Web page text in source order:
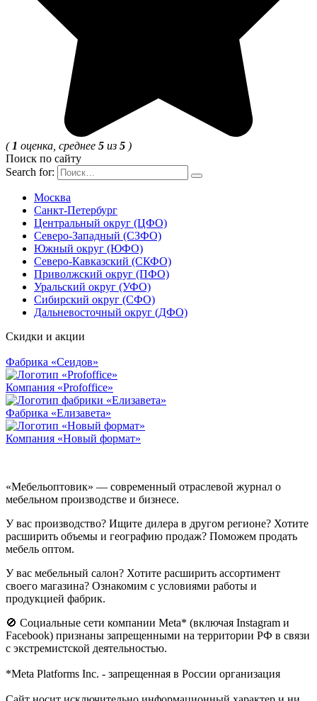
( 1 оценка, среднее 5 из 5 )
Поиск по сайту
Search for:
Москва
Санкт-Петербург
Центральный округ (ЦФО)
Северо-Западный (СЗФО)
Южный округ (ЮФО)
Северо-Кавказский (СКФО)
Приволжский округ (ПФО)
Уральский округ (УФО)
Сибирский округ (СФО)
Дальневосточный округ (ДФО)
Скидки и акции
Фабрика «Сеидов»
Компания «Profoffice»
Фабрика «Елизавета»
Компания «Новый формат»
«Мебельоптовик» — современный отраслевой журнал о
мебельном производстве и бизнесе.
У вас производство? Ищите дилера в другом регионе? Хотите
расширить объемы и географию продаж? Поможем продать
мебель оптом.
У вас мебельный салон? Хотите расширить ассортимент
своего магазина? Ознакомим с условиями работы и
продукцией фабрик.
🚫 Социальные сети компании Meta* (включая Instagram и
Facebook) признаны запрещенными на территории РФ в связи
с экстремистской деятельностью.
*Meta Platforms Inc. - запрещенная в России организация